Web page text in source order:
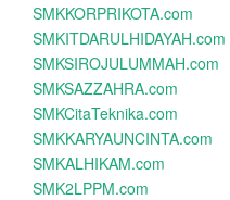
SMKKORPRIKOTA.com
SMKITDARULHIDAYAH.com
SMKSIROJULUMMAH.com
SMKSAZZAHRA.com
SMKCitaTeknika.com
SMKKARYAUNCINTA.com
SMKALHIKAM.com
SMK2LPPM.com